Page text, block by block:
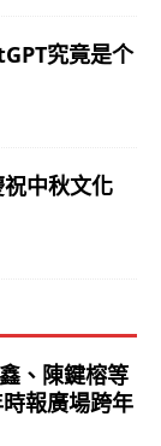
究竟是个
祝中秋文化
、陳鍵榕等
報廣場跨年